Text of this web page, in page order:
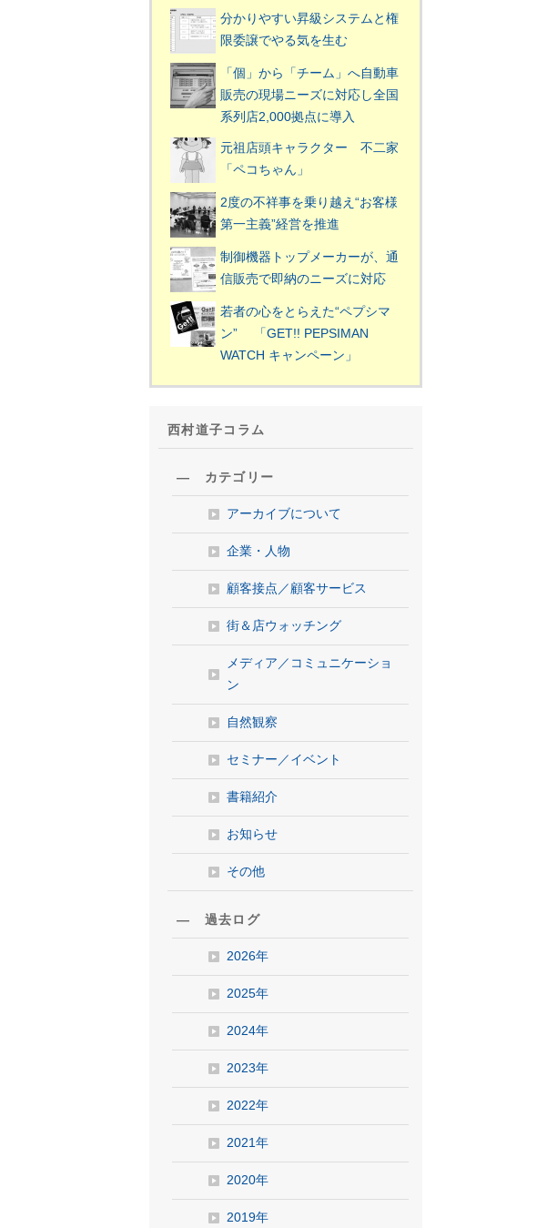
分かりやすい昇級システムと権
限委譲でやる気を生む
「個」から「チーム」へ自動車
販売の現場ニーズに対応し全国
系列店2,000拠点に導入
元祖店頭キャラクター 不二家
「ペコちゃん」
2度の不祥事を乗り越え“お客様
第一主義”経営を推進
制御機器トップメーカーが、通
信販売で即納のニーズに対応
若者の心をとらえた“ペプシマ
ン” 「GET!! PEPSIMAN
WATCH キャンペーン」
西村道子コラム
― カテゴリー
アーカイブについて
企業・人物
顧客接点／顧客サービス
街＆店ウォッチング
メディア／コミュニケーショ
ン
自然観察
セミナー／イベント
書籍紹介
お知らせ
その他
― 過去ログ
2026年
2025年
2024年
2023年
2022年
2021年
2020年
2019年